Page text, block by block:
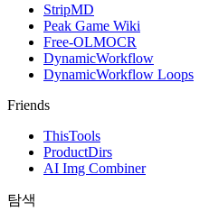
StripMD
Peak Game Wiki
Free-OLMOCR
DynamicWorkflow
DynamicWorkflow Loops
Friends
ThisTools
ProductDirs
AI Img Combiner
탐색